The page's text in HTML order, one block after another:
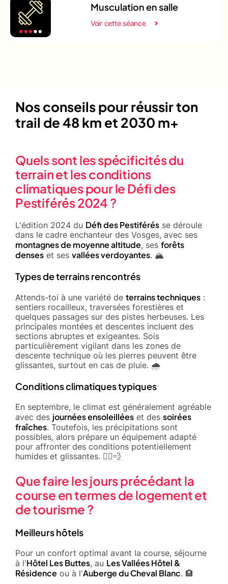
Musculation en salle
Voir cette séance
Nos conseils pour réussir ton
trail de 48 km et 2030 m+
Quels sont les spécificités du
terrain et les conditions
climatiques pour le Défi des
Pestiférés 2024 ?
L'édition 2024 du Défi des Pestiférés se déroule
dans le cadre enchanteur des Vosges, avec ses
montagnes de moyenne altitude, ses forêts
denses et ses vallées verdoyantes. 🏔️
Types de terrains rencontrés
Attends-toi à une variété de terrains techniques :
sentiers rocailleux, traversées forestières et
quelques passages sur des pistes herbeuses. Les
principales montées et descentes incluent des
sections abruptes et exigeantes. Sois
particulièrement vigilant dans les zones de
descente technique où les pierres peuvent être
glissantes, surtout en cas de pluie. 🌧️
Conditions climatiques typiques
En septembre, le climat est généralement agréable
avec des journées ensoleillées et des soirées
fraîches. Toutefois, les précipitations sont
possibles, alors prépare un équipement adapté
pour affronter des conditions potentiellement
humides et glissantes. 🏃‍♂️💨
Que faire les jours précédant la
course en termes de logement et
de tourisme ?
Meilleurs hôtels
Pour un confort optimal avant la course, séjourne
à l'Hôtel Les Buttes, au Les Vallées Hôtel &
Résidence ou à l'Auberge du Cheval Blanc. 🏨